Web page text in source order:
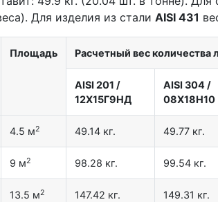
Для изделия из стали AISI 431
Площадь Расчетный вес количества
AISI 201 /
12X15Г9НД
AISI 304 /
08Х18Н10
4.5 м2 49.14 кг. 49.77 кг.
9 м2 98.28 кг. 99.54 кг.
13.5 м2 147.42 кг. 149.31 кг.